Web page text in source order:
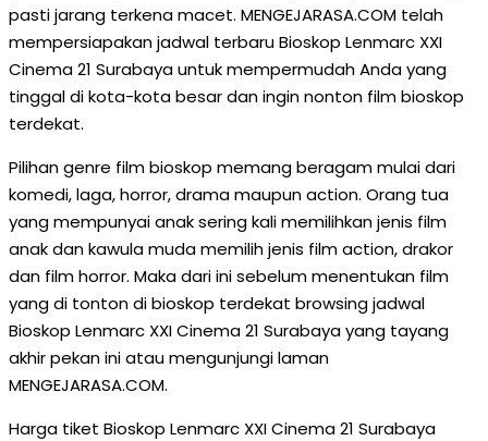
pasti jarang terkena macet. MENGEJARASA.COM telah
mempersiapakan jadwal terbaru Bioskop Lenmarc XXI
Cinema 21 Surabaya untuk mempermudah Anda yang
tinggal di kota-kota besar dan ingin nonton film bioskop
terdekat.
Pilihan genre film bioskop memang beragam mulai dari
komedi, laga, horror, drama maupun action. Orang tua
yang mempunyai anak sering kali memilihkan jenis film
anak dan kawula muda memilih jenis film action, drakor
dan film horror. Maka dari ini sebelum menentukan film
yang di tonton di bioskop terdekat browsing jadwal
Bioskop Lenmarc XXI Cinema 21 Surabaya yang tayang
akhir pekan ini atau mengunjungi laman
MENGEJARASA.COM.
Harga tiket Bioskop Lenmarc XXI Cinema 21 Surabaya